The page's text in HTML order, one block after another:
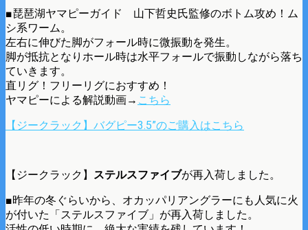
■琵琶湖ヤマピーガイド 山下哲史氏監修のボトム攻め！ム
シ系ワーム。
左右に伸びた脚がフォール時に微振動を発生。
脚が抵抗となりホール時は水平フォールで振動しながら落ち
ていきます。
直リグ！フリーリグにおすすめ！
ヤマピーによる解説動画→ こちら
【ジークラック】バグピー3.5”のご購入はこちら
【ジークラック】 ステルスファイブが再入荷しました。
■昨年の冬ぐらいから、オカッパリアングラーにも人気に火
が付いた「ステルスファイブ」が再入荷しました。